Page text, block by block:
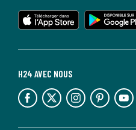
H24 AVEC NOUS
lien vers l'espace réseaux sociaux lien vers l'espace réseaux sociaux lien vers l'espace réseaux sociaux lien vers l'espace réseaux sociaux lien vers l'espace réseaux sociaux
lien vers l'app store
lien vers google play